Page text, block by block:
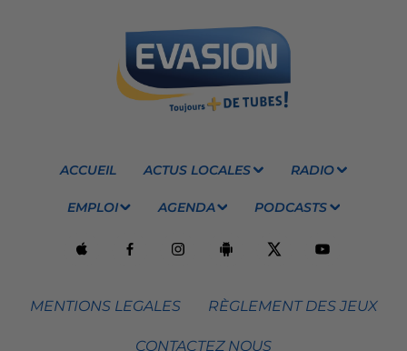
ACCUEIL ACTUS LOCALES RADIO
EMPLOI AGENDA PODCASTS
MENTIONS LEGALES RÈGLEMENT DES JEUX
CONTACTEZ NOUS